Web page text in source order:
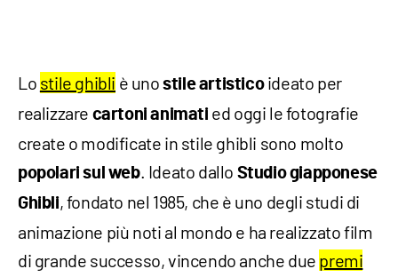
Lo stile ghibli è unostile artisticoideato per
realizzare cartoni animati ed oggi le fotografie
create o modificate in stile ghibli sono molto
popolari sul web. Ideato dallo Studio giapponese
Ghibli, fondato nel 1985, che è uno degli studi di
animazione più noti al mondo e ha realizzato film
di grande successo, vincendo anche due premi